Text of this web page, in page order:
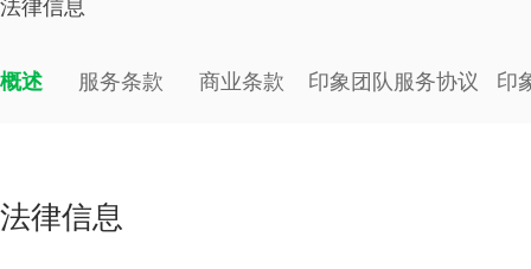
法律信息
概述 服务条款 商业条款 印象团队服务协议 印
法律信息